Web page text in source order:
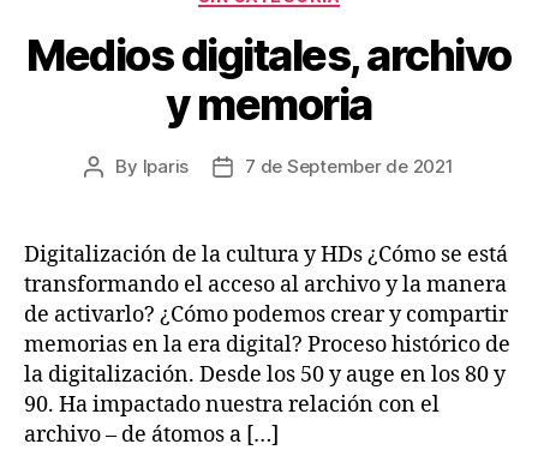
Medios digitales, archivo
y memoria
Post
By lparis
Post7 de September de 2021
Digitalización de la cultura y HDs ¿Cómo se está
transformando el acceso al archivo y la manera
de activarlo? ¿Cómo podemos crear y compartir
memorias en la era digital? Proceso histórico de
la digitalización. Desde los 50 y auge en los 80 y
90. Ha impactado nuestra relación con el
archivo – de átomos a […]